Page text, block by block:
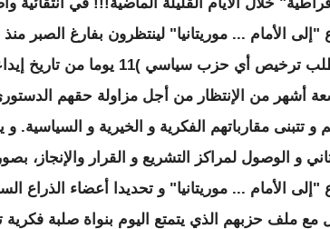
الأمام ... موريتانيا" لينتظرون بفارغ الصبر منذ
أشهر من الإنتظار من أجل مزاولة حقهم
و تتبنى مقارباتهم الفكرية و الخيرية و
و الوصول لمراكز التشريع و القرار
الأمام ... موريتانيا" و تحديدا أعضاء الذراع
مع ملف حزبهم الذي يتمتع اليوم بنواة صلبة فكرية